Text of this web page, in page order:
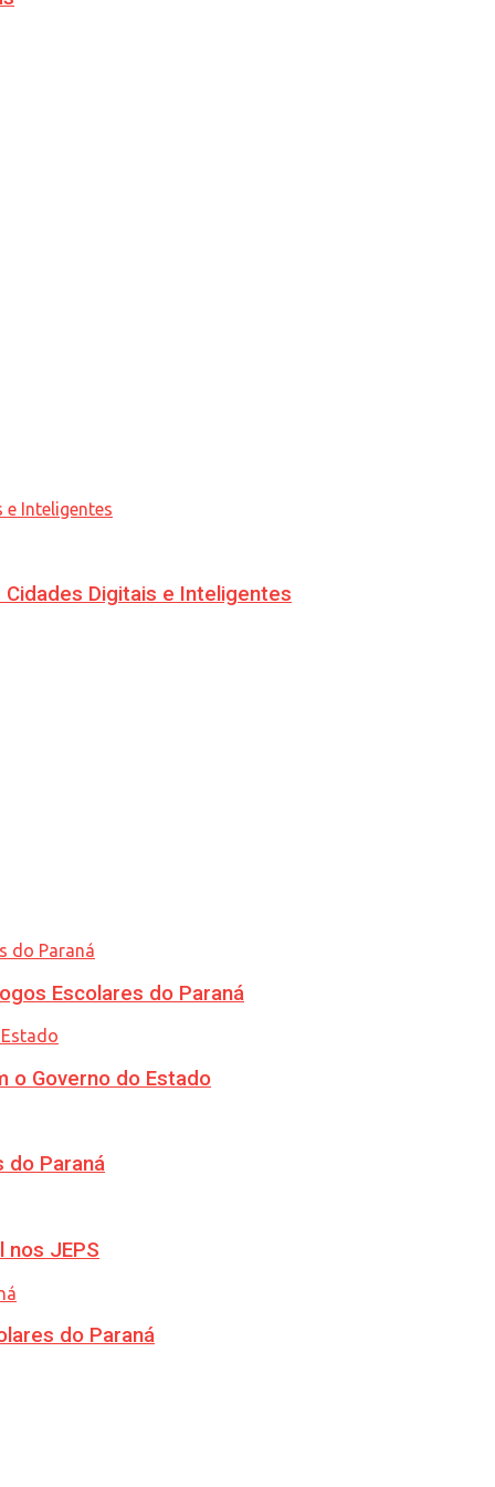
Digitais e Inteligentes
Escolares do Paraná
o Governo do Estado
do Paraná
JEPS
do Paraná